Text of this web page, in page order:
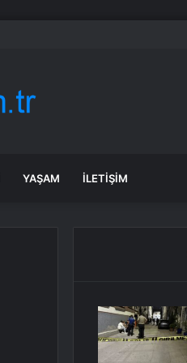
YAŞAM İLETIŞIM